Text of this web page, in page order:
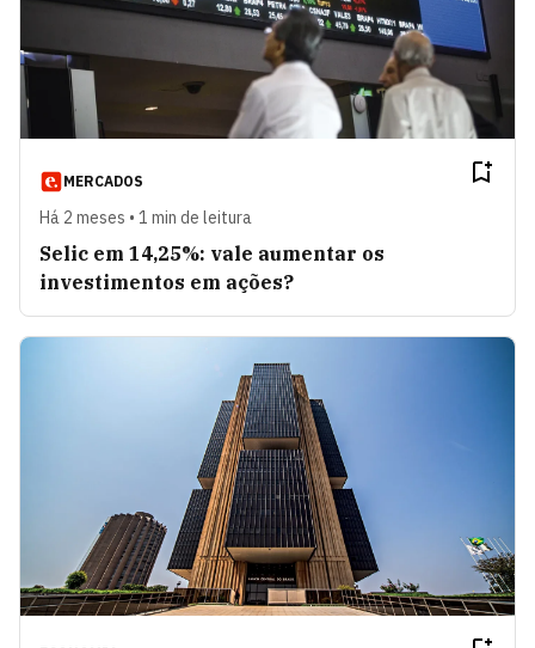
MERCADOS
Há 2 meses • 1 min de leitura
Selic em 14,25%: vale aumentar os
investimentos em ações?